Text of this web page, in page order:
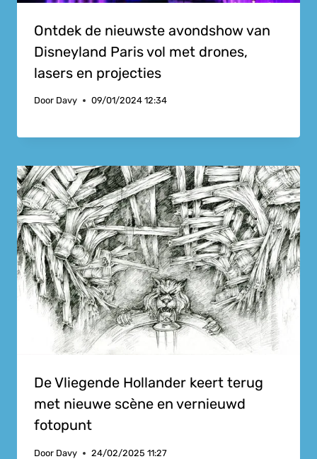
Ontdek de nieuwste avondshow van
Disneyland Paris vol met drones,
lasers en projecties
Door Davy 09/01/2024 12:34
De Vliegende Hollander keert terug
met nieuwe scène en vernieuwd
fotopunt
Door Davy 24/02/2025 11:27